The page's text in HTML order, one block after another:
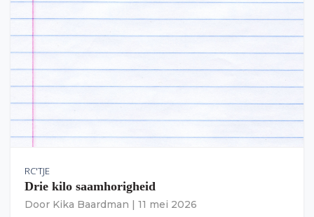
RC'TJE
Drie kilo saamhorigheid
Door Kika Baardman 11 mei 2026